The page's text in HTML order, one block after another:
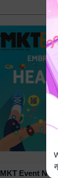
MKT Event No.